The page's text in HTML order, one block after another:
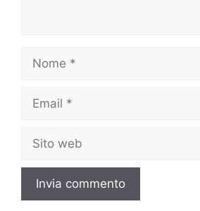
Nome
Email
Sito
web